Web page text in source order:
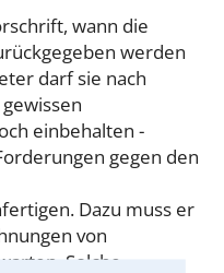
wann die
werden
darf sie nach
einbehalten -
gegen den
Dazu muss er
von
Solche